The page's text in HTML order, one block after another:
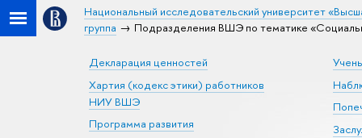
Национальный исследовательский университет
группа
Подразделения ВШЭ по тематике
Декларация ценностей
Хартия (кодекс этики) работников
НИУ ВШЭ
Программа развития